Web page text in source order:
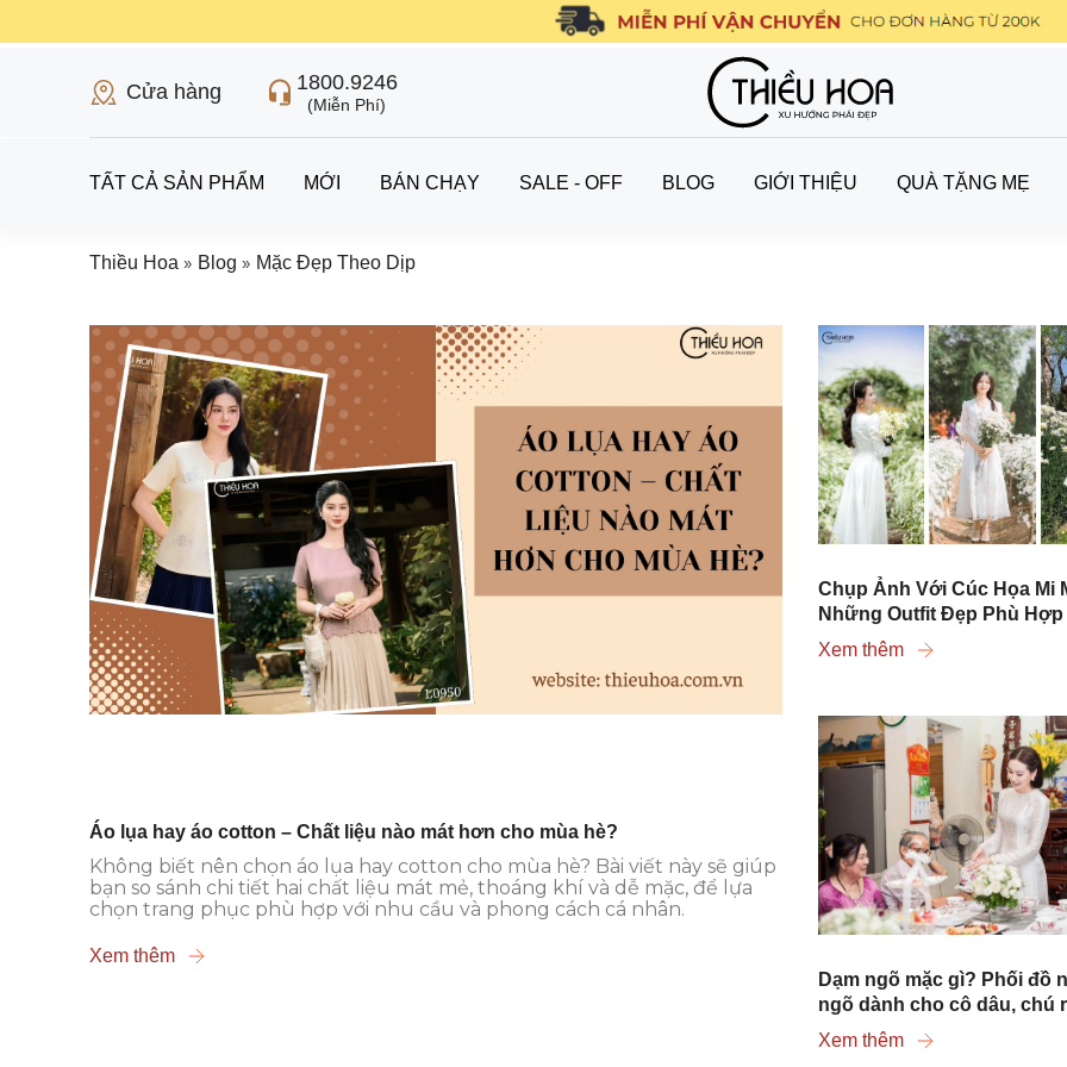
Cửa hàng 1800.9246
(Miễn Phí)
TẤT CẢ SẢN PHẨM MỚI BÁN CHẠY SALE - OFF BLOG GIỚI THIỆU QUÀ TẶNG MẸ
Thiều Hoa » Blog » Mặc Đẹp Theo Dịp
Áo lụa hay áo cotton – Chất liệu nào mát hơn cho mùa hè?
Không biết nên chọn áo lụa hay cotton cho mùa hè? Bài viết này sẽ giúp
bạn so sánh chi tiết hai chất liệu mát mẻ, thoáng khí và dễ mặc, để lựa
chọn trang phục phù hợp với nhu cầu và phong cách cá nhân.
Xem thêm
Chụp Ảnh Với Cúc Họa Mi
Những Outfit Đẹp Phù Hợp
Xem thêm
Dạm ngõ mặc gì? Phối đồ
ngõ dành cho cô dâu, chú
Xem thêm